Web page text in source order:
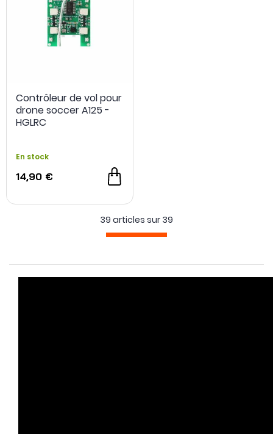
Contrôleur de vol pour
drone soccer A125 -
HGLRC
En stock
14,90 €
39 articles sur 39